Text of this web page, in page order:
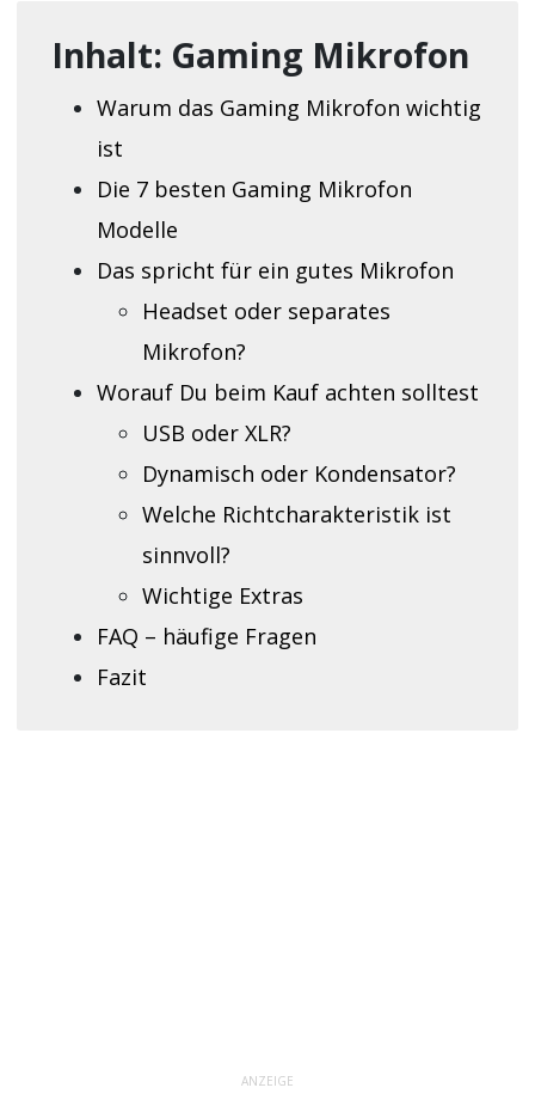
Inhalt: Gaming Mikrofon
Warum das Gaming Mikrofon wichtig
ist
Die 7 besten Gaming Mikrofon
Modelle
Das spricht für ein gutes Mikrofon
Headset oder separates
Mikrofon?
Worauf Du beim Kauf achten solltest
USB oder XLR?
Dynamisch oder Kondensator?
Welche Richtcharakteristik ist
sinnvoll?
Wichtige Extras
FAQ – häufige Fragen
Fazit
ANZEIGE